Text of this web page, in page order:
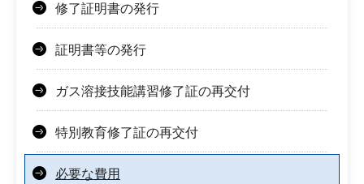
修了証明書の発行
証明書等の発行
ガス溶接技能講習修了証の再交付
特別教育修了証の再交付
必要な費用